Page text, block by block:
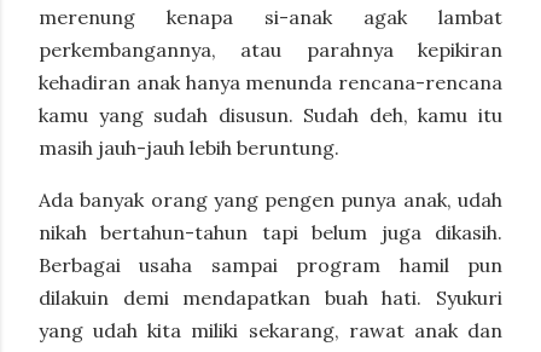
merenung kenapa si-anak agak lambat
perkembangannya, atau parahnya kepikiran
kehadiran anak hanya menunda rencana-rencana
kamu yang sudah disusun. Sudah deh, kamu itu
masih jauh-jauh lebih beruntung.
Ada banyak orang yang pengen punya anak, udah
nikah bertahun-tahun tapi belum juga dikasih.
Berbagai usaha sampai program hamil pun
dilakuin demi mendapatkan buah hati. Syukuri
yang udah kita miliki sekarang, rawat anak dan